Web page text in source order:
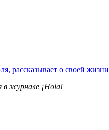
рассказывает о своей жизни
в журнале ¡Hola!